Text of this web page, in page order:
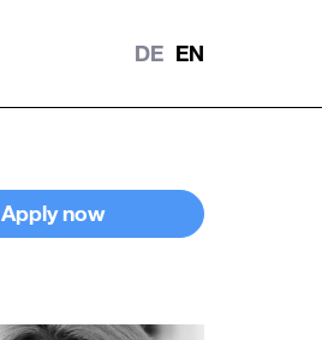
DE EN
History
Apply now